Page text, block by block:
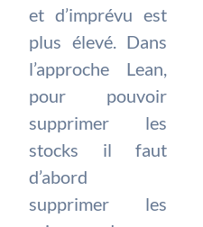
et d’imprévu est
plus élevé. Dans
l’approche Lean,
pour pouvoir
supprimer les
stocks il faut
d’abord
supprimer les